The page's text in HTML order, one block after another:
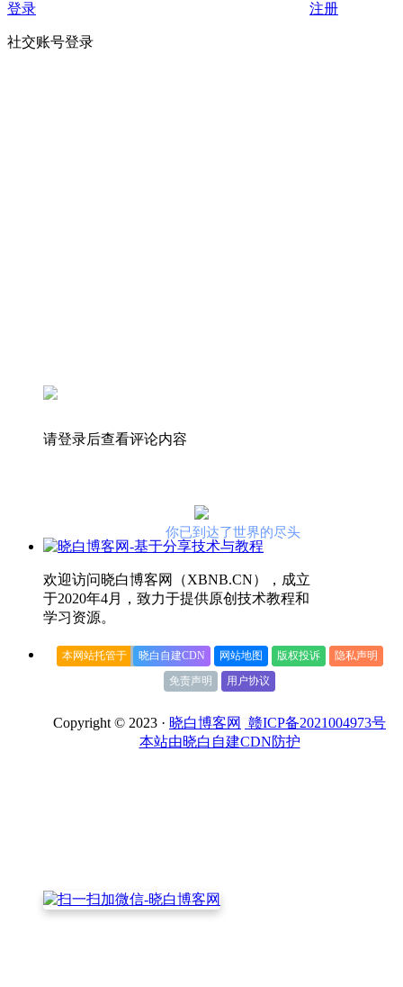
登录 注册
社交账号登录
请登录后查看评论内容
你已到达了世界的尽头
欢迎访问晓白博客网（XBNB.CN），成立
于2020年4月，致力于提供原创技术教程和
学习资源。
本网站托管于 晓白自建CDN 网站地图 版权投诉
隐私声明
免责声明
用户协议
Copyright © 2023 · 晓白博客网
赣ICP备2021004973号
本站由晓白自建CDN防护